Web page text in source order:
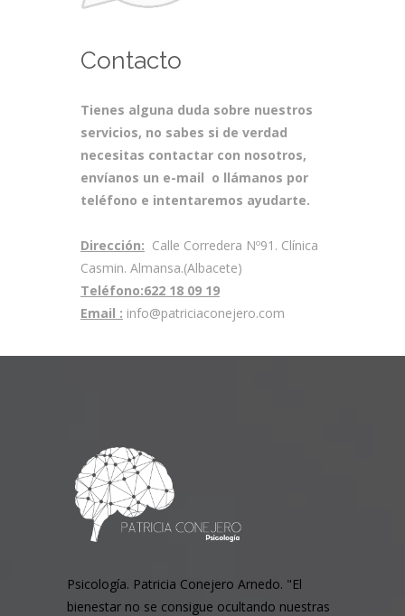
Contacto
Tienes alguna duda sobre nuestros
servicios, no sabes si de verdad
necesitas contactar con nosotros,
envíanos un e-mail o llámanos por
teléfono e intentaremos ayudarte.
Dirección: Calle Corredera Nº91. Clínica
Casmin. Almansa.(Albacete)
Teléfono:622 18 09 19
Email : info@patriciaconejero.com
Psicología. Patricia Conejero Arnedo. "El
bienestar no se consigue ocultando nuestras